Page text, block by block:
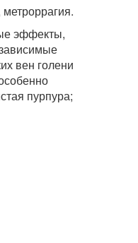
эффекты,
вен голени
пурпура;